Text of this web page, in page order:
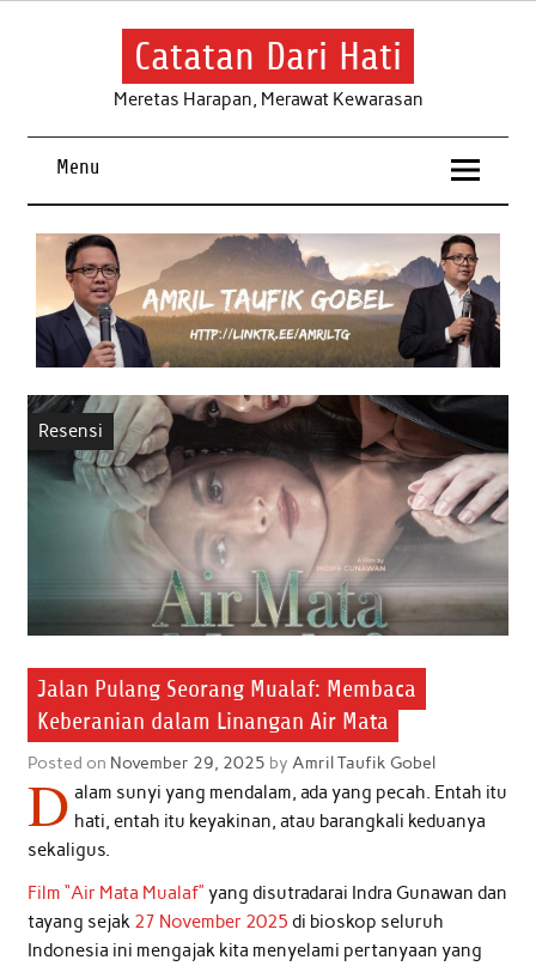
Skip
Catatan Dari Hati
Meretas Harapan, Merawat Kewarasan
Menu
Resensi
Jalan Pulang Seorang Mualaf: Membaca
Keberanian dalam Linangan Air Mata
Posted on November 29, 2025 by Amril Taufik Gobel
D alam sunyi yang mendalam, ada yang pecah. Entah itu
hati, entah itu keyakinan, atau barangkali keduanya
sekaligus.
Film “Air Mata Mualaf” yang disutradarai Indra Gunawan dan
tayang sejak 27 November 2025 di bioskop seluruh
Indonesia ini mengajak kita menyelami pertanyaan yang